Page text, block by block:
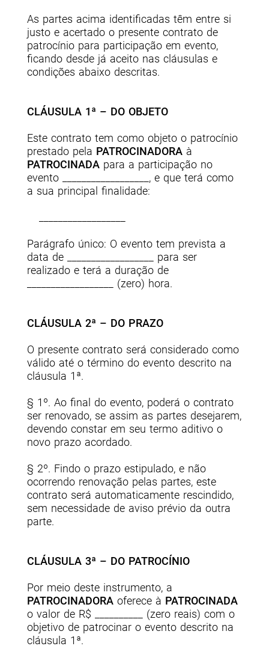
As partes acima identificadas têm entre si
justo e acertado o presente contrato de
patrocínio para participação em evento,
ficando desde já aceito nas cláusulas e
condições abaixo descritas.
CLÁUSULA 1ª – DO OBJETO
Este contrato tem como objeto o patrocínio
prestado pela PATROCINADORAà
PATROCINADApara a participação no
evento __________________, e que terá como
a sua principal finalidade:
Parágrafo único: O evento tem prevista a
data de __________________ para ser
realizado e terá a duração de
__________________ (zero) hora.
CLÁUSULA 2ª – DO PRAZO
O presente contrato será considerado como
válido até o término do evento descrito na
cláusula 1ª.
§ 1º. Ao final do evento, poderá o contrato
ser renovado, se assim as partes desejarem,
devendo constar em seu termo aditivo o
novo prazo acordado.
§ 2º. Findo o prazo estipulado, e não
ocorrendo renovação pelas partes, este
contrato será automaticamente rescindido,
sem necessidade de aviso prévio da outra
parte.
CLÁUSULA 3ª – DO PATROCÍNIO
Por meio deste instrumento, a
PATROCINADORAoferece à PATROCINADA
o valor de R$ __________ (zero reais) com o
objetivo de patrocinar o evento descrito na
cláusula 1ª.